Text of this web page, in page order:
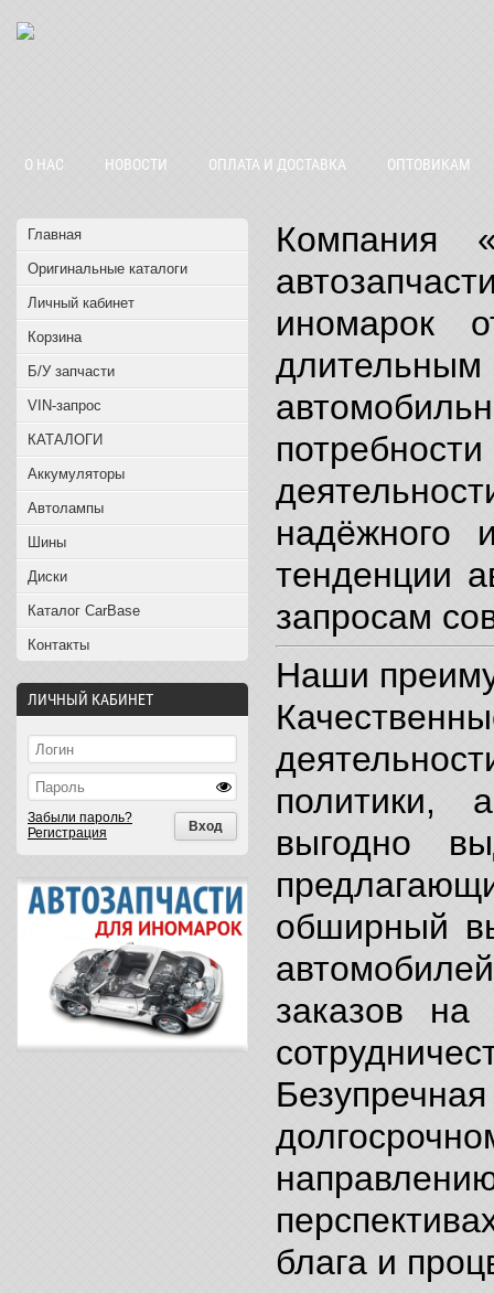
О НАС НОВОСТИ ОПЛАТА И ДОСТАВКА ОПТОВИКАМ
Главная
Оригинальные каталоги
Личный кабинет
Корзина
Б/У запчасти
VIN-запрос
КАТАЛОГИ
Аккумуляторы
Автолампы
Шины
Диски
Каталог CarBase
Контакты
ЛИЧНЫЙ КАБИНЕТ
Забыли пароль?
Регистрация
Компания
иномарок
надёжного
тенденции
запросам
Наши
политики,
выгодно
обширный
заказов на
блага и